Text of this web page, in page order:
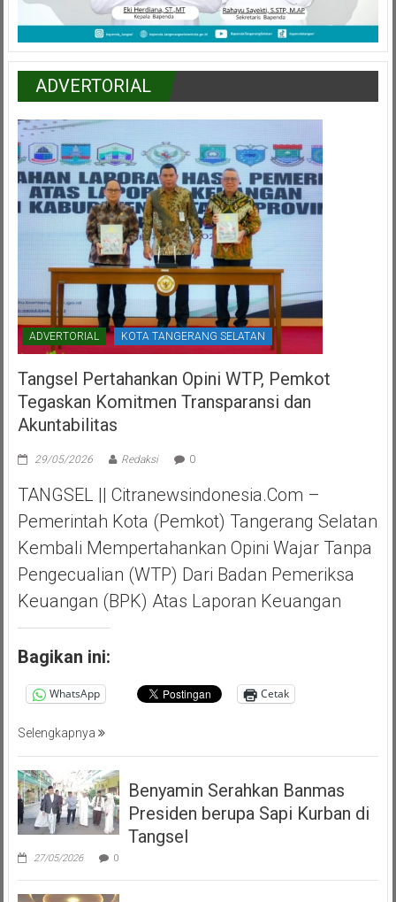
ADVERTORIAL
ADVERTORIAL KOTA TANGERANG SELATAN
Tangsel Pertahankan Opini WTP, Pemkot
Tegaskan Komitmen Transparansi dan
Akuntabilitas
29/05/2026 Redaksi 0
TANGSEL || Citranewsindonesia.com –
Pemerintah Kota (Pemkot) Tangerang Selatan
Kembali Mempertahankan Opini Wajar Tanpa
Pengecualian (WTP) Dari Badan Pemeriksa
Keuangan (BPK) Atas Laporan Keuangan
Bagikan ini:
WhatsApp Cetak
Selengkapnya
Benyamin Serahkan Banmas
Presiden berupa Sapi Kurban di
Tangsel
27/05/2026 0